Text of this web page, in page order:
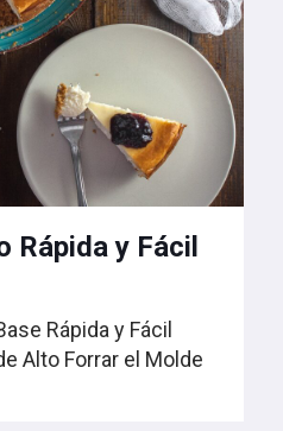
Rápida y Fácil
Rápida y Fácil
Alto Forrar el Molde